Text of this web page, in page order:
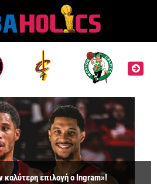
καλύτερη επιλογή ο Ingram»!